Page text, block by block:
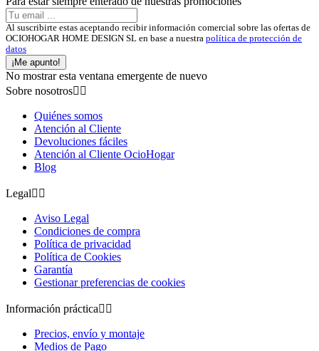
Al suscribirte estas aceptando recibir información comercial sobre las ofertas de
OCIOHOGAR HOME DESIGN SL en base a nuestra política de protección de
datos
¡Me apunto!
No mostrar esta ventana emergente de nuevo
Sobre nosotros 
Quiénes somos
Atención al Cliente
Devoluciones fáciles
Atención al Cliente OcioHogar
Blog
Legal 
Aviso Legal
Condiciones de compra
Política de privacidad
Política de Cookies
Garantía
Gestionar preferencias de cookies
Información práctica 
Precios, envío y montaje
Medios de Pago